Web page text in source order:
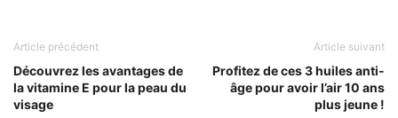
Article précédent
Découvrez les avantages de
la vitamine E pour la peau du
visage
Article suivant
Profitez de ces 3 huiles anti-
âge pour avoir l’air 10 ans
plus jeune !